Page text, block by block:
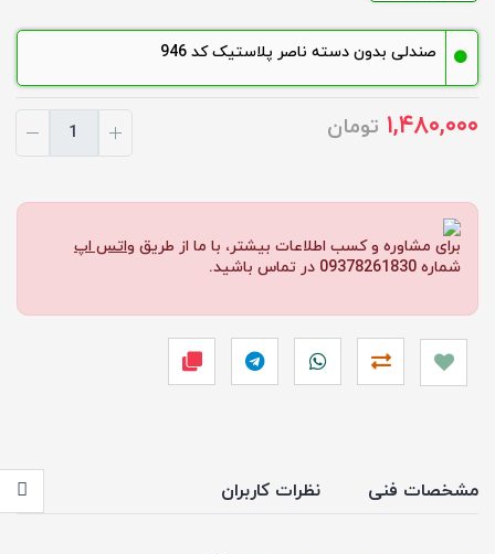
صندلی بدون دسته ناصر پلاستیک کد 946
۱,۴۸۰,۰۰۰ تومان
برای مشاوره و کسب اطلاعات بیشتر، با ما از طریق واتس اپ
شماره 09378261830 در تماس باشید.
مشخصات فنی نظرات کاربران